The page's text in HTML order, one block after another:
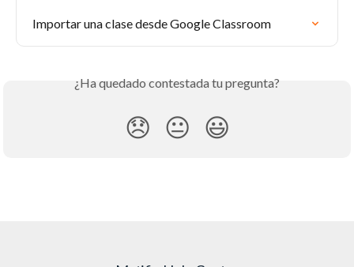
Importar una clase desde Google Classroom
¿Ha quedado contestada tu pregunta?
😞 😐 😃